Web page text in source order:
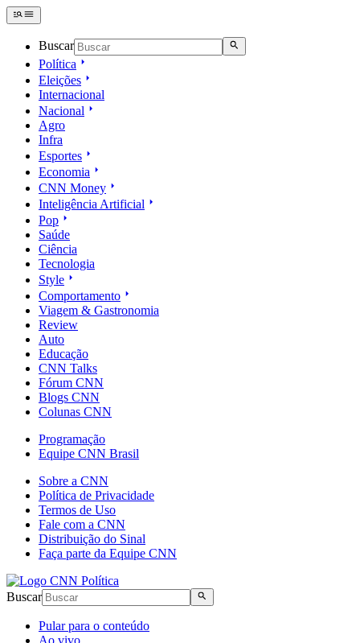
Buscar
Política
Eleições
Internacional
Nacional
Agro
Infra
Esportes
Economia
CNN Money
Inteligência Artificial
Pop
Saúde
Ciência
Tecnologia
Style
Comportamento
Viagem & Gastronomia
Review
Auto
Educação
CNN Talks
Fórum CNN
Blogs CNN
Colunas CNN
Programação
Equipe CNN Brasil
Sobre a CNN
Política de Privacidade
Termos de Uso
Fale com a CNN
Distribuição do Sinal
Faça parte da Equipe CNN
Buscar
Pular para o conteúdo
Ao vivo